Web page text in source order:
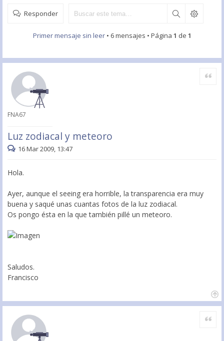
Responder
Primer mensaje sin leer• 6 mensajes • Página 1 de 1
FNA67
Luz zodiacal y meteoro
Citar
16 Mar 2009, 13:47
Hola.
Ayer, aunque el seeing era horrible, la transparencia era muy
buena y saqué unas cuantas fotos de la luz zodiacal.
Os pongo ésta en la que también pillé un meteoro.
Saludos.
Francisco
Citar